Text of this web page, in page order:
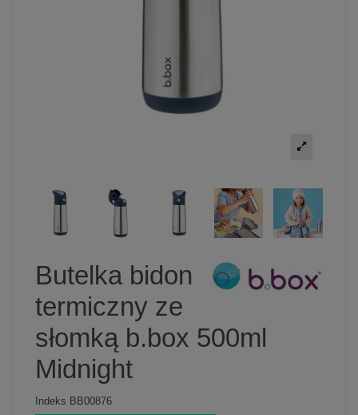
Butelka bidon
termiczny ze
słomką b.box 500ml
Midnight
Indeks BB00876